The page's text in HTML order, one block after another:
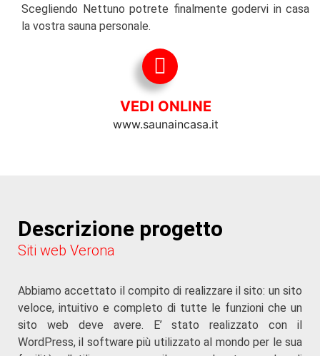
Scegliendo Nettuno potrete finalmente godervi in casa
la vostra sauna personale.
VEDI ONLINE
www.saunaincasa.it
Descrizione progetto
Siti web Verona
Abbiamo accettato il compito di realizzare il sito: un sito
veloce, intuitivo e completo di tutte le funzioni che un
sito web deve avere. E’ stato realizzato con il
WordPress, il software più utilizzato al mondo per le sua